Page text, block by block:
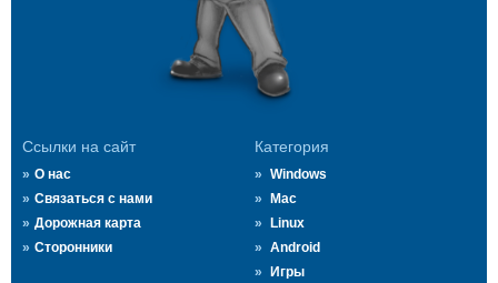
Ссылки на сайт
О нас
Связаться с нами
Дорожная карта
Сторонники
Категория
Windows
Mac
Linux
Android
Игры